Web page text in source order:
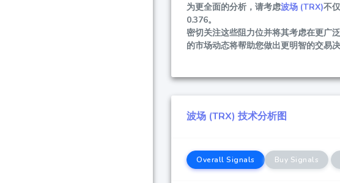
为更全面的分析，请考虑波场 (TRX)不
0.376。
密切关注这些阻力位并将其考虑在更广
的市场动态将帮助您做出更明智的交易
波场 (TRX) 技术分析图
Overall Signals Buy Signals